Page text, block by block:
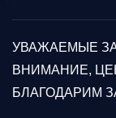
УВАЖАЕМЫЕ
ВНИМАНИЕ,
БЛАГОДАРИМ